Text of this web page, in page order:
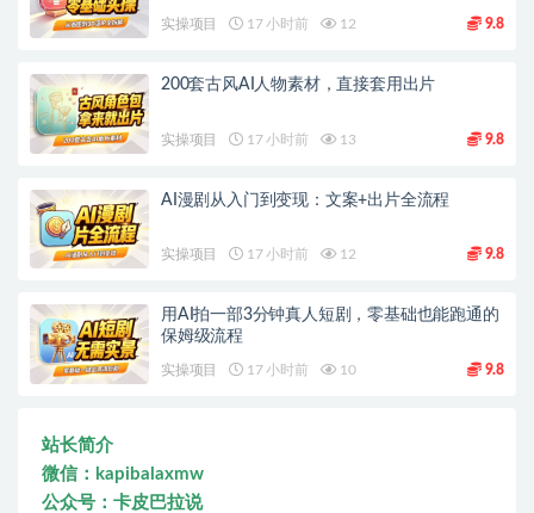
实操项目 17 小时前 12 9.8
200套古风AI人物素材，直接套用出片
实操项目 17 小时前 13 9.8
AI漫剧从入门到变现：文案+出片全流程
实操项目 17 小时前 12 9.8
用AI拍一部3分钟真人短剧，零基础也能跑通的
保姆级流程
实操项目 17 小时前 10 9.8
站长简介
微信：kapibalaxmw
公众号：卡皮巴拉说